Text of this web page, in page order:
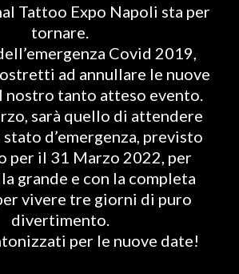
Tattoo Expo Napoli sta per
tornare.
Covid 2019,
ad annullare le nuove
tanto atteso evento.
sarà quello di attendere
d’emergenza, previsto
per il 31 Marzo 2022, per
grande e con la completa
vivere tre giorni di puro
divertimento.
per le nuove date!